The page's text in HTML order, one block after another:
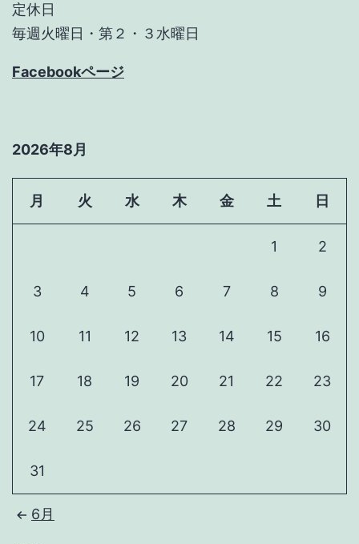
定休日
毎週火曜日・第２・３水曜日
Facebookページ
2026年8月
月 火 水 木 金 土 日
1 2
3 4 5 6 7 8 9
10 11 12 13 14 15 16
17 18 19 20 21 22 23
24 25 26 27 28 29 30
31
6月